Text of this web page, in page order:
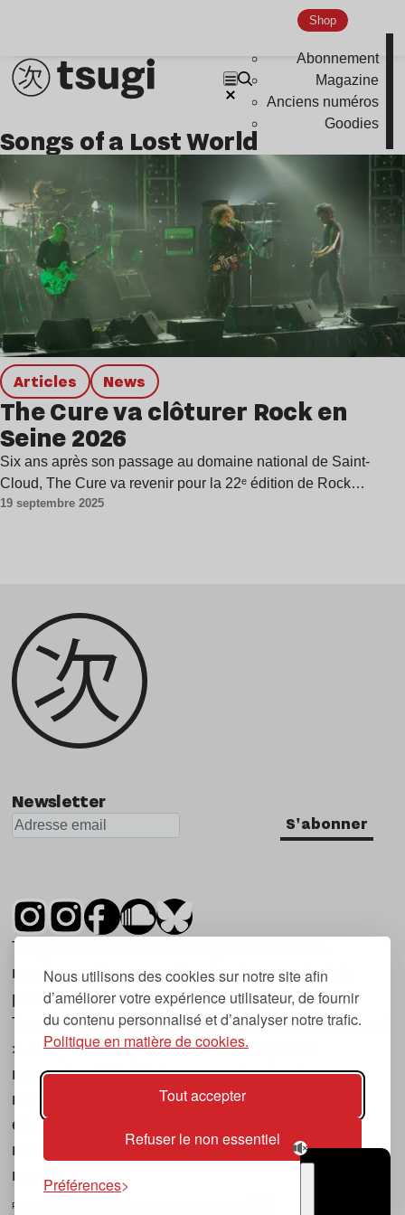
Nous utilisons des cookies sur notre site afin
d’améliorer votre expérience utilisateur, de fournir
du contenu personnalisé et d’analyser notre trafic.
Politique en matière de cookies.
Tout accepter
Refuser le non essentiel
Préférences
Shop
Abonnement
Magazine
Anciens numéros
Goodies
Nu Jazz
Songs of a Lost World
Articles news
The Cure va clôturer Rock en
Seine 2026
Six ans après son passage au domaine national de Saint-
Cloud, The Cure va revenir pour la 22ᵉ édition de Rock…
19 septembre 2025
Newsletter
S'abonner
Tsugi est un mensuel indépendant sur la
musique et les nouvelles tendances, dont la
première parution date de 2007.
Tsugi en japonais signifie « prochain », « suivant
», ce qui correspond à la thématique du
magazine, à l’affût des nouvelles tendances
musicales, qu’elles viennent de la musique
électronique, du rock ou du hip hop, et des
nouveaux phénomènes de société liés à la
musique.
POLITIQUE DE COOKIES (UE)